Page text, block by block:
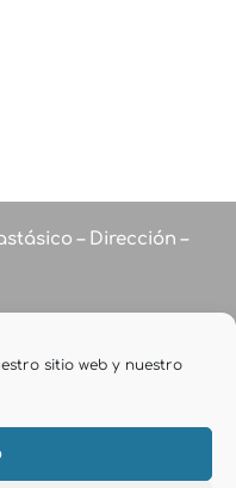
sitio web y nuestro
– Dirección –